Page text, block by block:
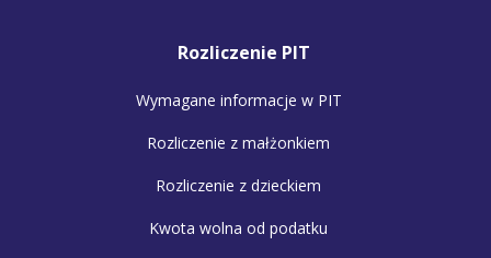
Rozliczenie PIT
Wymagane informacje w PIT
Rozliczenie z małżonkiem
Rozliczenie z dzieckiem
Kwota wolna od podatku